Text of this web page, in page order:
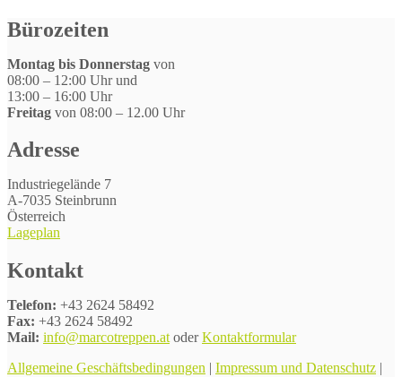
Bürozeiten
Montag bis Donnerstag von
08:00 – 12:00 Uhr und
13:00 – 16:00 Uhr
Freitag von 08:00 – 12.00 Uhr
Adresse
Industriegelände 7
A-7035 Steinbrunn
Österreich
Lageplan
Kontakt
Telefon: +43 2624 58492
Fax: +43 2624 58492
Mail: info@marcotreppen.at oderKontaktformular
Allgemeine Geschäftsbedingungen | Impressum und Datenschutz |